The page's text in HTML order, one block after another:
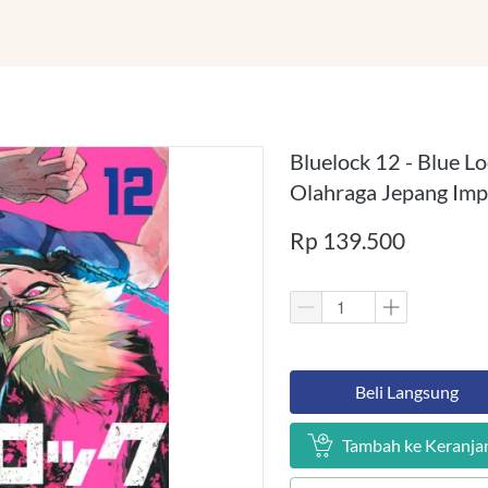
Bluelock 12 - Blue
Olahraga Jepang
Rp 139.500
`Beli Langsung
` Tambah ke